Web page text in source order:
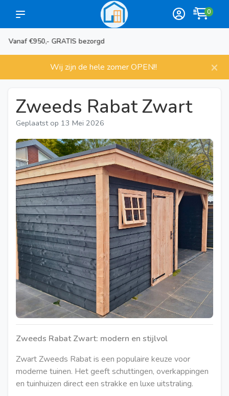
0
Meer dan 1000 artikelen
Wij zijn de hele zomer OPEN!! ×
Zweeds Rabat Zwart
Geplaatst op 13 Mei 2026
Zweeds Rabat Zwart: modern en stijlvol
Zwart Zweeds Rabat is een populaire keuze voor
moderne tuinen. Het geeft schuttingen, overkappingen
en tuinhuizen direct een strakke en luxe uitstraling.